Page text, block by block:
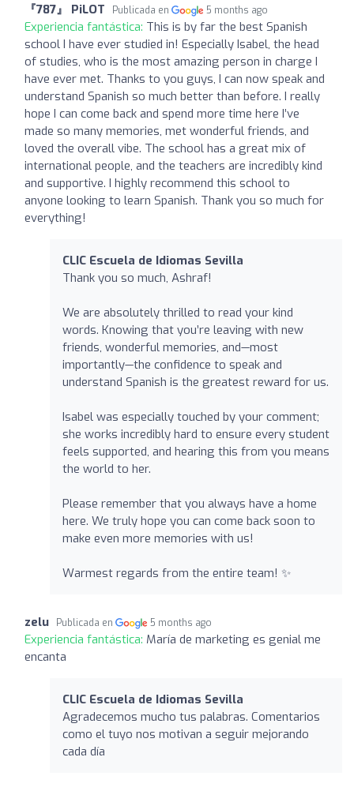
『787』 PiLOT Publicada en 5 months ago
Experiencia fantástica: This is by far the best Spanish
school I have ever studied in! Especially Isabel, the head
of studies, who is the most amazing person in charge I
have ever met. Thanks to you guys, I can now speak and
understand Spanish so much better than before. I really
hope I can come back and spend more time here I’ve
made so many memories, met wonderful friends, and
loved the overall vibe. The school has a great mix of
international people, and the teachers are incredibly kind
and supportive. I highly recommend this school to
anyone looking to learn Spanish. Thank you so much for
everything!
CLIC Escuela de Idiomas Sevilla
Thank you so much, Ashraf!
We are absolutely thrilled to read your kind
words. Knowing that you’re leaving with new
friends, wonderful memories, and—most
importantly—the confidence to speak and
understand Spanish is the greatest reward for us.
Isabel was especially touched by your comment;
she works incredibly hard to ensure every student
feels supported, and hearing this from you means
the world to her.
Please remember that you always have a home
here. We truly hope you can come back soon to
make even more memories with us!
Warmest regards from the entire team! ✨
zelu Publicada en 5 months ago
Experiencia fantástica: María de marketing es genial me
encanta
CLIC Escuela de Idiomas Sevilla
Agradecemos mucho tus palabras. Comentarios
como el tuyo nos motivan a seguir mejorando
cada día